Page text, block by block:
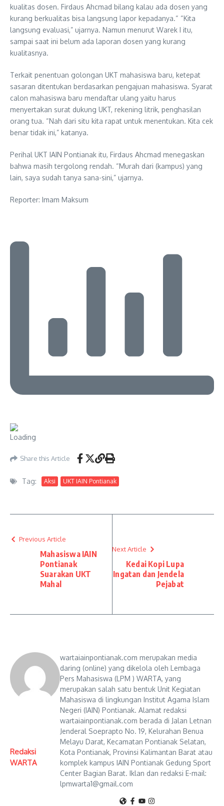
kualitas dosen. Firdaus Ahcmad bilang kalau ada dosen yang
kurang berkualitas bisa langsung lapor kepadanya.“ “Kita
langsung evaluasi,” ujarnya. Namun menurut Warek I itu,
sampai saat ini belum ada laporan dosen yang kurang
kualitasnya.
Terkait penentuan golongan UKT mahasiswa baru, ketepat
sasaran ditentukan berdasarkan pengajuan mahasiswa. Syarat
calon mahasiswa baru mendaftar ulang yaitu harus
menyertakan surat dukung UKT, rekening litrik, penghasilan
orang tua. “Nah dari situ kita rapat untuk menentukan. Kita cek
benar tidak ini,” katanya.
Perihal UKT IAIN Pontianak itu, Firdaus Ahcmad menegaskan
bahwa masih tergolong rendah. “Murah dari (kampus) yang
lain, saya sudah tanya sana-sini,” ujarnya.
Reporter: Imam Maksum
Share this Article
Tag: Aksi UKT IAIN Pontianak
Previous Article
Mahasiswa IAIN
Pontianak
Suarakan UKT
Mahal
Next Article
Kedai Kopi Lupa
Ingatan dan Jendela
Pejabat
Redaksi
WARTA
wartaiainpontianak.com merupakan media
daring (online) yang dikelola oleh Lembaga
Pers Mahasiswa (LPM ) WARTA, yang
merupakan salah satu bentuk Unit Kegiatan
Mahasiswa di lingkungan Institut Agama Islam
Negeri (IAIN) Pontianak. Alamat redaksi
wartaiainpontianak.com berada di Jalan Letnan
Jenderal Soeprapto No. 19, Kelurahan Benua
Melayu Darat, Kecamatan Pontianak Selatan,
Kota Pontianak, Provinsi Kalimantan Barat atau
komplek kampus IAIN Pontianak Gedung Sport
Center Bagian Barat. Iklan dan redaksi E-mail:
lpmwarta1@gmail.com